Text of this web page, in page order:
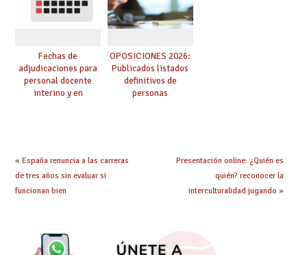
Fechas de
adjudicaciones para
personal docente
interino y en
OPOSICIONES 2026:
Publicados listados
definitivos de
personas
« España renuncia a las carreras
de tres años sin evaluar si
funcionan bien
Presentación online: ¿Quién es
quién? reconocer la
interculturalidad jugando »